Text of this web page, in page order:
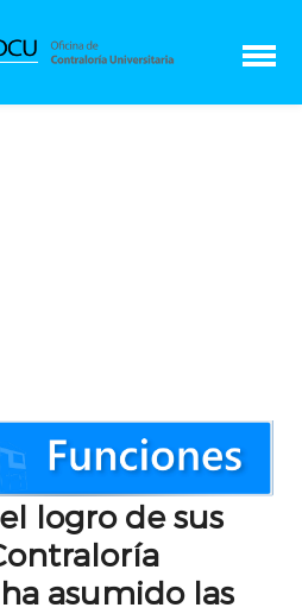
logro de sus
asumido las